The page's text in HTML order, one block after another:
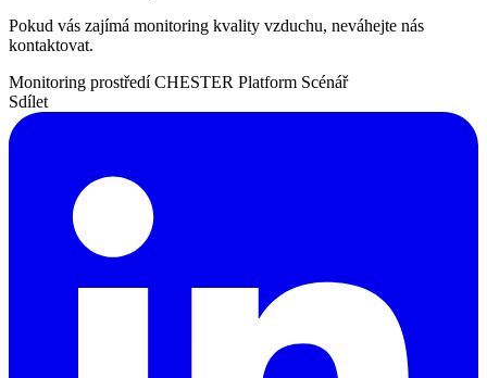
Pokud vás zajímá monitoring kvality vzduchu, neváhejte nás
kontaktovat.
Monitoring prostředíCHESTER Platform Scénář
Sdílet